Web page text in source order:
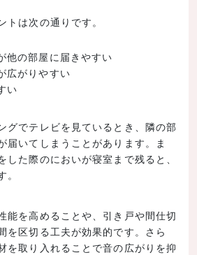
は次の通りです。
他の部屋に届きやすい
広がりやすい
い
グでテレビを見ているとき、隣の部
届いてしまうことがあります。ま
した際のにおいが寝室まで残ると、
能を高めることや、引き戸や間仕切
を区切る工夫が効果的です。さら
を取り入れることで音の広がりを抑